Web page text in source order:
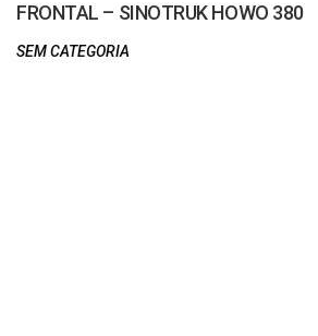
FRONTAL – SINOTRUK HOWO 380
SEM CATEGORIA